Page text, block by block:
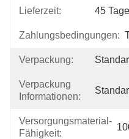
Lieferzeit: 45 Tage
Zahlungsbedingungen:
Verpackung:
Verpackung
Informationen:
Versorgungsmaterial-
Fähigkeit: